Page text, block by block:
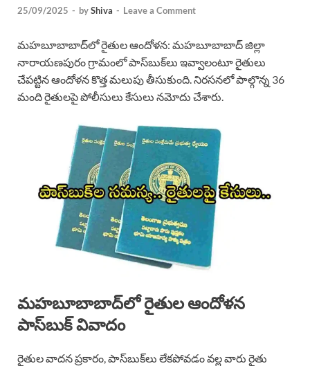
25/09/2025 - byShiva - Leave a Comment
మహబూబాబాద్‌లో రైతుల ఆందోళన: మహబూబాబాద్ జిల్లా
నారాయణపురం గ్రామంలో పాస్‌బుక్‌లు ఇవ్వాలంటూ రైతులు
చేపట్టిన ఆందోళన కొత్త మలుపు తీసుకుంది. నిరసనలో పాల్గొన్న 36
మంది రైతులపై పోలీసులు కేసులు నమోదు చేశారు.
మహబూబాబాద్‌లో రైతుల ఆందోళన
పాస్‌బుక్ వివాదం
రైతుల వాదన ప్రకారం, పాస్‌బుక్‌లు లేకపోవడం వల్ల వారు రైతు